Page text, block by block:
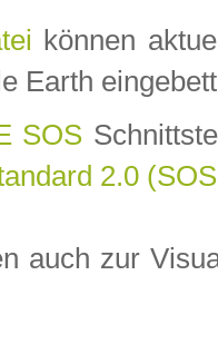
können
Earth
SOS
2.0
auch zur